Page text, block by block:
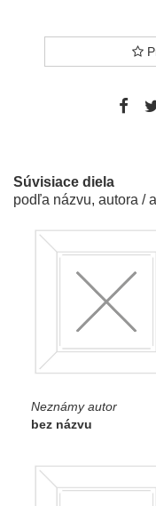
Súvisiace diela
podľa názvu, autora /
Neznámy autor
bez názvu